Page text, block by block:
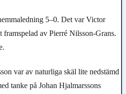
5–0. Det var Victor
framspelad av Pierré Nilsson-Grans.
var av naturliga skäl lite nedstämd
tanke på Johan Hjalmarssons